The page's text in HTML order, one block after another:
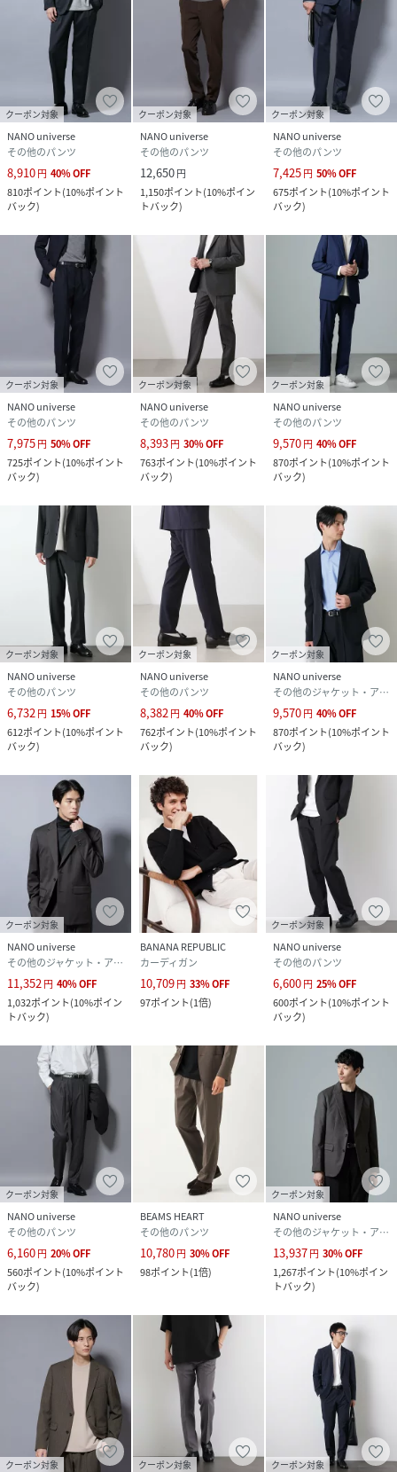
予めご理解、ご了承の上お買い求めください。
※該当の無いサイズも記載しておりますので、展開サイズを
ご参考ください。
■取扱方法
クリーニングは専門店へご依頼ください。ネットを使用して
ください。あて布を使用してください。
※サンプルにて撮影、採寸を行う為、実際にお届けする商品
と仕様やサイズが異なる場合がございます。予約時は生産の
予めご了承下さい。
※光の当たり具合や撮影環境により色味が異なる場合がござ
います。正しい色味はスタジオ画像の色味をご参照くださ
◆お気に入り登録でアイテム情報をゲット◆
気になるアイテムをお気に入り登録して、あなただけの欲し
いものリストを作成！
いち早く特典情報をゲットして、お買い物をよりお楽しみく
ださい。
【チャコール/ネイビー】model: H180 B92 W76 H90 着用
サイズ: LARGE【ブラウン】model1: H180 B92 W76 H90
着用サイズ: LARGE model2: H183 B91 W74.5 H94 着用
性別タイプ
原産国 バングラデシュ製
素材 毛50%,ポリエステル50%
サイズ Ｓ、Ｍ、Ｌ
クリーニング 家庭での洗濯不可、ドライクリーニング
668-6129201-050-18 RB7791
クーポン対象
NANO universe
その他のパンツ
8,910円 40%OFF
810ポイント(10%ポイント
バック)
クーポン対象
NANO universe
その他のパンツ
12,650円
1,150ポイント(10%ポイン
トバック)
クーポン対象
NANO universe
その他のパンツ
7,425円 50%OFF
675ポイント(10%ポイント
バック)
クーポン対象
NANO universe
その他のパンツ
7,975円 50%OFF
725ポイント(10%ポイント
バック)
クーポン対象
NANO universe
その他のパンツ
8,393円 30%OFF
763ポイント(10%ポイント
バック)
クーポン対象
NANO universe
その他のパンツ
9,570円 40%OFF
870ポイント(10%ポイント
バック)
クーポン対象
NANO universe
その他のパンツ
6,732円 15%OFF
612ポイント(10%ポイント
バック)
クーポン対象
NANO universe
その他のパンツ
8,382円 40%OFF
762ポイント(10%ポイント
バック)
クーポン対象
NANO universe
その他のジャケット・アウター
9,570円 40%OFF
870ポイント(10%ポイント
バック)
クーポン対象
NANO universe
その他のジャケット・アウター
11,352 円 40%OFF
1,032ポイント(10%ポイン
トバック)
BANANA REPUBLIC
カーディガン
10,709円 33%OFF
97ポイント(1倍)
クーポン対象
NANO universe
その他のパンツ
6,600円 25%OFF
600ポイント(10%ポイント
バック)
クーポン対象
NANO universe
その他のパンツ
6,160円 20%OFF
560ポイント(10%ポイント
バック)
BEAMS HEART
その他のパンツ
10,780円 30%OFF
98ポイント(1倍)
クーポン対象
NANO universe
その他のジャケット・アウター
13,937円 30%OFF
1,267ポイント(10%ポイン
トバック)
クーポン対象 クーポン対象 クーポン対象